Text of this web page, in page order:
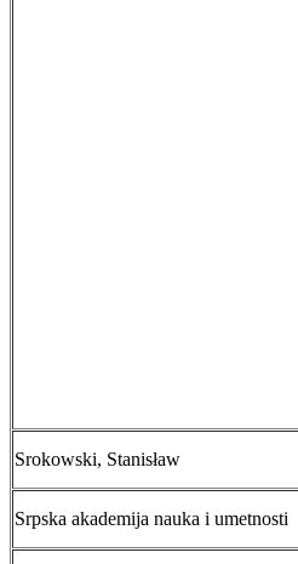
Srokowski, Stanisław
Srpska akademija nauka i umetnosti